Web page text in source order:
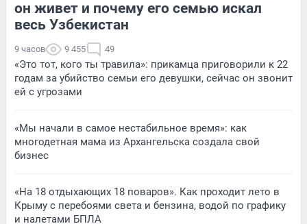
он живет и почему его семью искал
весь Узбекистан
9 часов 9 455 49
«Это тот, кого ты травила»: прикамца приговорили к 22
годам за убийство семьи его девушки, сейчас он звонит
ей с угрозами
«Мы начали в самое нестабильное время»: как
многодетная мама из Архангельска создала свой
бизнес
«На 18 отдыхающих 18 поваров». Как проходит лето в
Крыму с перебоями света и бензина, водой по графику
и налетами БПЛА